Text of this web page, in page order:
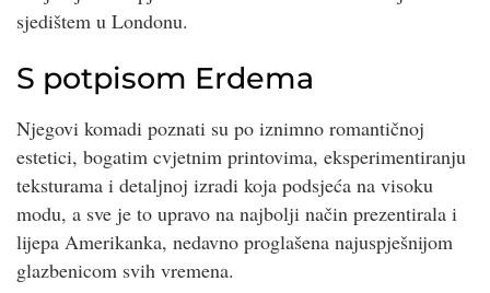
sjedištem u Londonu.
S potpisom Erdema
Njegovi komadi poznati su po iznimno romantičnoj
estetici, bogatim cvjetnim printovima, eksperimentiranju
teksturama i detaljnoj izradi koja podsjeća na visoku
modu, a sve je to upravo na najbolji način prezentirala i
lijepa Amerikanka, nedavno proglašena najuspješnijom
glazbenicom svih vremena.